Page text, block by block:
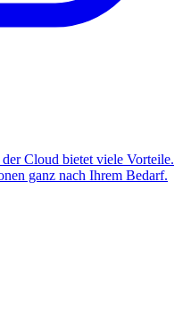
Cloud bietet viele Vorteile.
ganz nach Ihrem Bedarf.